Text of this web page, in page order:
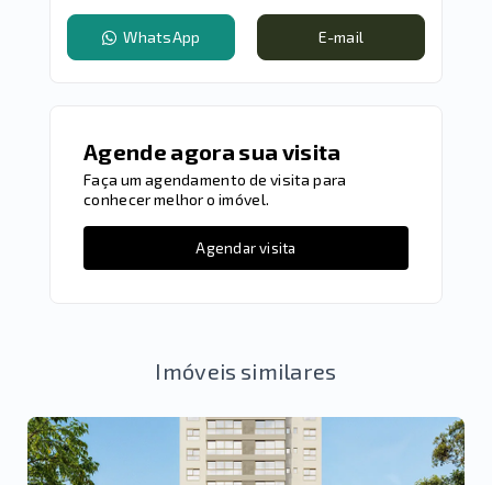
WhatsApp E-mail
Agende agora sua visita
Faça um agendamento de visita para
conhecer melhor o imóvel.
Agendar visita
Imóveis similares